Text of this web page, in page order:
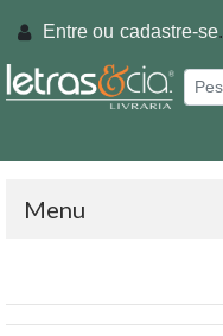
Entre ou cadastre-se.
Menu